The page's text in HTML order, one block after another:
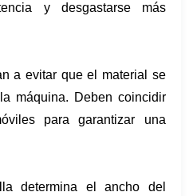
y desgastarse más
a evitar que el material se
máquina. Deben coincidir
para garantizar una
determina el ancho del